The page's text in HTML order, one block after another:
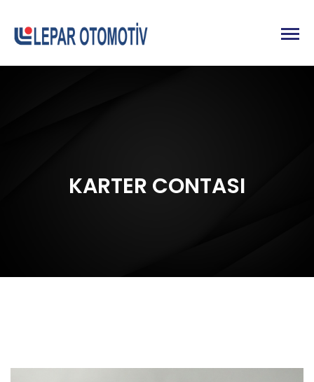
KARTER CONTASI